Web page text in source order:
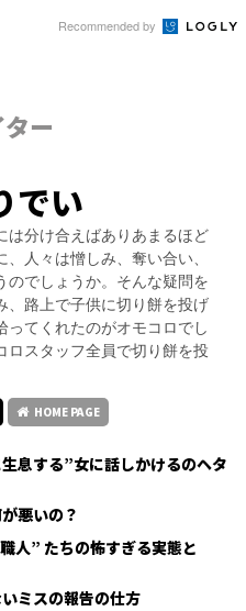
Recommended by
ー
でい
は分け合えばありあまるほど
人々は憎しみ、奪い合い、
のでしょうか。そんな疑問を
、路上で子供に切り餅を投げ
ってくれたのがオモコロでし
ロスタッフ全員で切り餅を投
HOME PAGE
息する”女に話しかけるのヘタ
悪いの？
人” たちの怖すぎる実態と
ミスの報告の仕方